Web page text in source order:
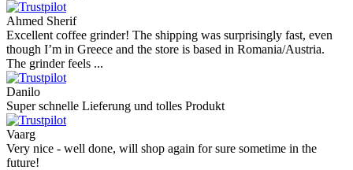
Ahmed Sherif
Excellent coffee grinder! The shipping was surprisingly fast, even
though I’m in Greece and the store is based in Romania/Austria.
The grinder feels ...
Danilo
Super schnelle Lieferung und tolles Produkt
Vaarg
Very nice - well done, will shop again for sure sometime in the
future!